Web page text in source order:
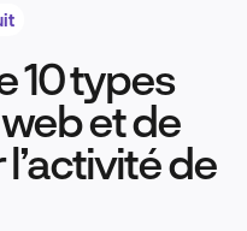
produit
10 types
et de
de